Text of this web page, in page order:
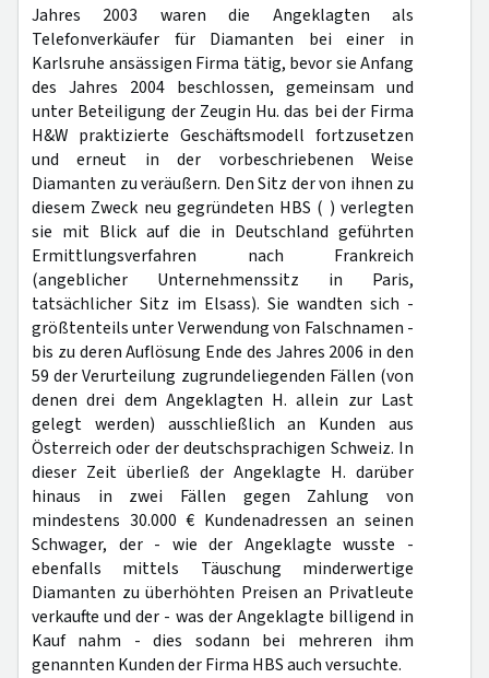
Jahres 2003 waren die Angeklagten als
Telefonverkäufer für Diamanten bei einer in
Karlsruhe ansässigen Firma tätig, bevor sie Anfang
des Jahres 2004 beschlossen, gemeinsam und
unter Beteiligung der Zeugin Hu. das bei der Firma
H&W praktizierte Geschäftsmodell fortzusetzen
und erneut in der vorbeschriebenen Weise
Diamanten zu veräußern. Den Sitz der von ihnen zu
diesem Zweck neu gegründeten HBS ( ) verlegten
sie mit Blick auf die in Deutschland geführten
Ermittlungsverfahren nach Frankreich
(angeblicher Unternehmenssitz in Paris,
tatsächlicher Sitz im Elsass). Sie wandten sich -
größtenteils unter Verwendung von Falschnamen -
bis zu deren Auflösung Ende des Jahres 2006 in den
59 der Verurteilung zugrundeliegenden Fällen (von
denen drei dem Angeklagten H. allein zur Last
gelegt werden) ausschließlich an Kunden aus
Österreich oder der deutschsprachigen Schweiz. In
dieser Zeit überließ der Angeklagte H. darüber
hinaus in zwei Fällen gegen Zahlung von
mindestens 30.000 € Kundenadressen an seinen
Schwager, der - wie der Angeklagte wusste -
ebenfalls mittels Täuschung minderwertige
Diamanten zu überhöhten Preisen an Privatleute
verkaufte und der - was der Angeklagte billigend in
Kauf nahm - dies sodann bei mehreren ihm
genannten Kunden der Firma HBS auch versuchte.